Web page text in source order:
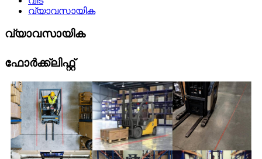
വ്യാവസായിക
വ്യാവസായിക
ഫോർക്ക്ലിഫ്റ്റ്